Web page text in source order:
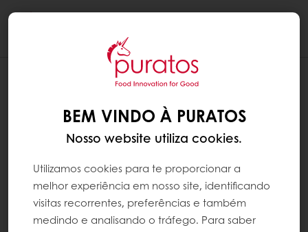
BEM VINDO À PURATOS
Nosso website utiliza cookies.
Utilizamos cookies para te proporcionar a
melhor experiência em nosso site, identificando
visitas recorrentes, preferências e também
medindo e analisando o tráfego. Para saber